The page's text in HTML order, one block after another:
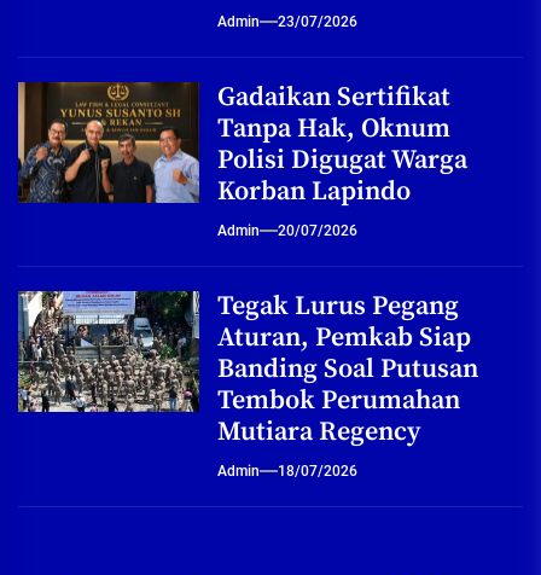
Admin 23/07/2026
Gadaikan Sertifikat
Tanpa Hak, Oknum
Polisi Digugat Warga
Korban Lapindo
Admin 20/07/2026
Tegak Lurus Pegang
Aturan, Pemkab Siap
Banding Soal Putusan
Tembok Perumahan
Mutiara Regency
Admin 18/07/2026